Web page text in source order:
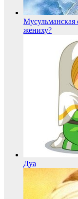
Мусульманcкая
жениху?
Дуа